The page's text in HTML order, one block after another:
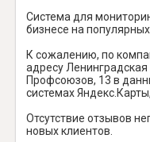
Система для
бизнесе на
К сожалению, по
адресу
Профсоюзов, 13 в
системах
Отсутствие отзывов
новых клиентов.